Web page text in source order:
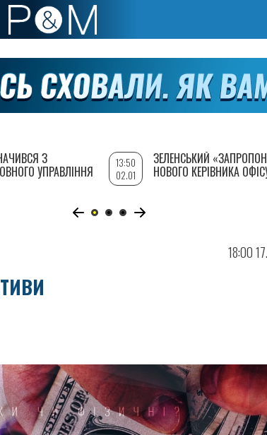
18:00
З
УПРАВЛІННЯ
13:50
02.01
ЗЕЛЕНСЬКИЙ
НОВОГО КЕРІВНИКА